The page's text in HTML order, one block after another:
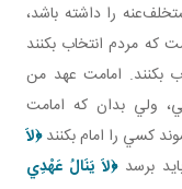
را داشته باشد،
مردم انتخاب بکنند
بکنند. امامت عهد من
ولي بدان که امامت
کسي را امام بکنند﴿لاَ
برسد﴿لاَ يَنَالُ عَهْدِي